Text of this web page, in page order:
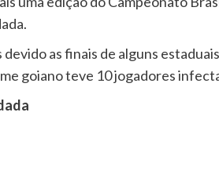
as finais de alguns
goiano teve 10 jogadores